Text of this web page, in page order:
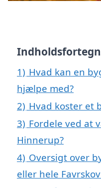
1) Hvad kan en
hjælpe med?
2) Hvad koster et
3) Fordele ved at
Hinnerup?
4) Oversigt over
eller hele